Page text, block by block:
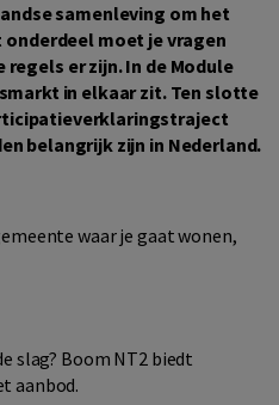
samenleving om het
onderdeel moet je vragen
er zijn. In de Module
in elkaar zit. Ten slotte
belangrijk zijn in Nederland.
waar je gaat wonen,
slag? Boom NT2 biedt
aanbod.